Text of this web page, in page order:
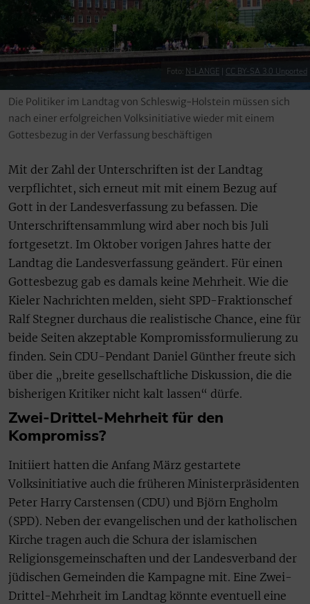
Foto: N-LANGE CC BY-SA 3.0 Unported
Die Politiker im Landtag von Schleswig-Holstein müssen sich
nach einer erfolgreichen Volksinitiative wieder mit einem
Gottesbezug in der Verfassung beschäftigen
Mit der Zahl der Unterschriften ist der Landtag
verpflichtet, sich erneut mit mit einem Bezug auf
Gott in der Landesverfassung zu befassen. Die
Unterschriftensammlung wird aber noch bis Juli
fortgesetzt. Im Oktober vorigen Jahres hatte der
Landtag die Landesverfassung geändert. Für einen
Gottesbezug gab es damals keine Mehrheit. Wie die
Kieler Nachrichten melden, sieht SPD-Fraktionschef
Ralf Stegner durchaus die realistische Chance, eine für
beide Seiten akzeptable Kompromissformulierung zu
finden. Sein CDU-Pendant Daniel Günther freute sich
über die „breite gesellschaftliche Diskussion, die die
bisherigen Kritiker nicht kalt lassen“ dürfe.
Zwei-Drittel-Mehrheit für den
Kompromiss?
Initiiert hatten die Anfang März gestartete
Volksinitiative auch die früheren Ministerpräsidenten
Peter Harry Carstensen (CDU) und Björn Engholm
(SPD). Neben der evangelischen und der katholischen
Kirche tragen auch die Schura der islamischen
Religionsgemeinschaften und der Landesverband der
jüdischen Gemeinden die Kampagne mit. Eine Zwei-
Drittel-Mehrheit im Landtag könnte eventuell eine